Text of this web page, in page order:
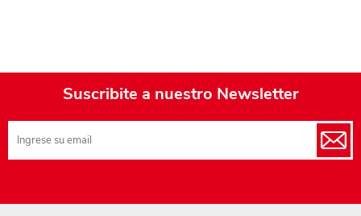
Suscribite a nuestro Newsletter